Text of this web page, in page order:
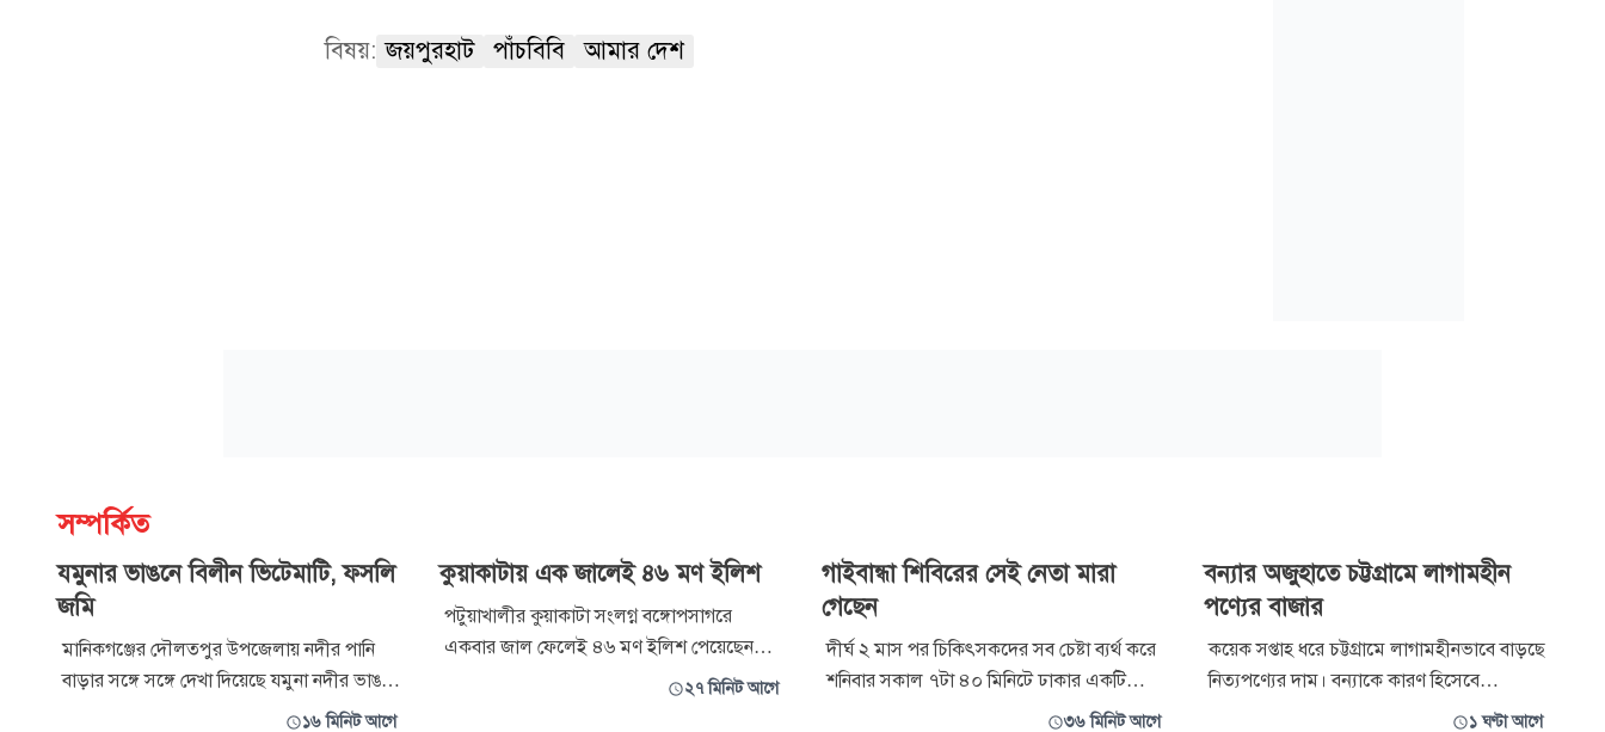
বিষয়: জয়পুরহাট পাঁচবিবি আমার দেশ
সম্পর্কিত
যমুনার ভাঙনে বিলীন ভিটেমাটি, ফসলি
জমি
মানিকগঞ্জের দৌলতপুর উপজেলায় নদীর পানি
বাড়ার সঙ্গে সঙ্গে দেখা দিয়েছে যমুনা নদীর ভাঙন।
উপজেলার জিয়নপুর ইউনিয়নের বড় লাউতারা ও
১৬ মিনিট আগে
কুয়াকাটায় এক জালেই ৪৬ মণ ইলিশ
পটুয়াখালীর কুয়াকাটা সংলগ্ন বঙ্গোপসাগরে
একবার জাল ফেলেই ৪৬ মণ ইলিশ পেয়েছেন
জেলেরা। বিপুল পরিমাণ এই ইলিশ ৪৮ লাখ ৫০
২৭ মিনিট আগে
গাইবান্ধা শিবিরের সেই নেতা মারা
গেছেন
দীর্ঘ ২ মাস পর চিকিৎসকদের সব চেষ্টা ব্যর্থ করে
শনিবার সকাল ৭টা ৪০ মিনিটে ঢাকার একটি
হাসপাতালে গাইবান্ধার আহত ছাত্র শিবির নেতা
৩৬ মিনিট আগে
বন্যার অজুহাতে চট্টগ্রামে লাগামহীন
পণ্যের বাজার
কয়েক সপ্তাহ ধরে চট্টগ্রামে লাগামহীনভাবে বাড়ছে
নিত্যপণ্যের দাম। বন্যাকে কারণ হিসেবে
দেখালেও সবজি থেকে শুরু করে মাছ, মাংস, ডিম
১ ঘণ্টা আগে